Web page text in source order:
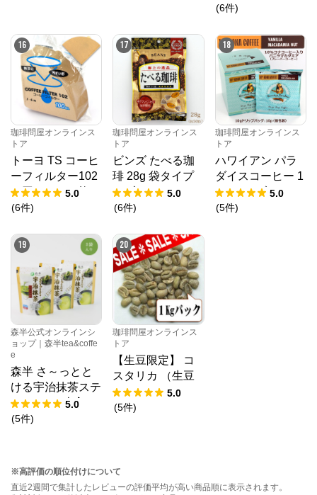
(6件)
16
珈琲問屋オンラインス
トア
トーヨ TS コーヒ
ーフィルター102
N 円すい 100枚 1-
4人用 無漂白
5.0
(6件)
17
珈琲問屋オンラインス
トア
ビンズ たべる珈
琲 28g 袋タイプ
ラブリアモーレ
ひねり包装・約5
5.0
(6件)
18
珈琲問屋オンラインス
トア
ハワイアン パラ
ダイスコーヒー 1
0％コナブレン
ド・バニラマカダ
5.0
(5件)
19
森半公式オンラインシ
ョップ｜森半tea&coffe
e
森半 さ～っとと
ける宇治抹茶ステ
ィック [25本入り
×3袋]
5.0
(5件)
20
珈琲問屋オンラインス
トア
【生豆限定】 コ
スタリカ （生豆
１ｋｇパック）
5.0
(5件)
※高評価の順位付けについて
直近2週間で集計したレビューの評価平均が高い商品順に表示されます。